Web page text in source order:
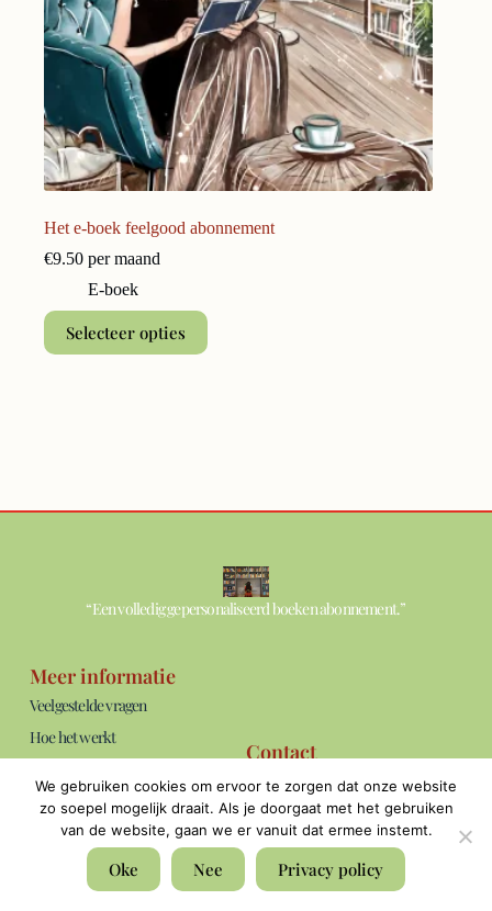
Het e-boek feelgood abonnement
€9.50 per maand
E-boek
Selecteer opties
“Een volledig gepersonaliseerd boeken abonnement.”
Meer informatie
Veelgestelde vragen
Hoe het werkt
Blog
Algemene voorwaarden
Privacyverklaring
Contact
info@thebookshelf.nl
Bereikbaar: ma t/m vrij van 09:00 -
17:00 uur.
We gebruiken cookies om ervoor te zorgen dat onze website
zo soepel mogelijk draait. Als je doorgaat met het gebruiken
van de website, gaan we er vanuit dat ermee instemt.
Oke Nee Privacy policy